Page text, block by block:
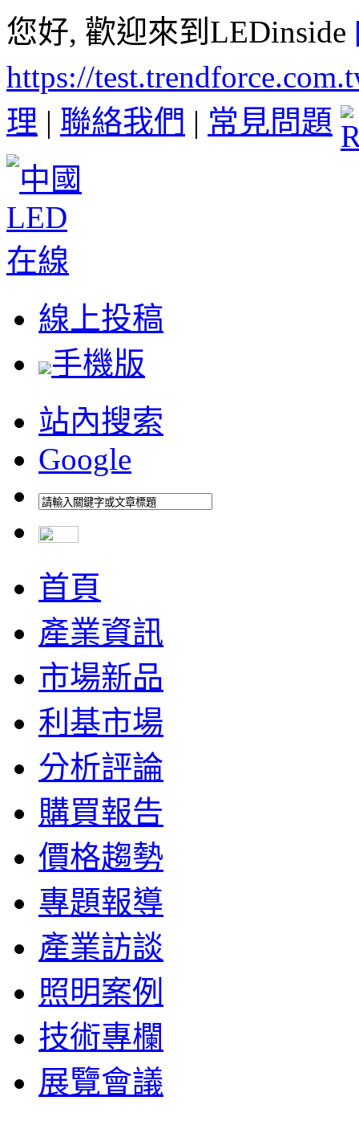
您好, 歡迎來到LEDinside
https://
理 | 聯絡我們 | 常見問題
線上投稿
手機版
站內搜索
Google
首頁
產業資訊
市場新品
利基市場
分析評論
購買報告
價格趨勢
專題報導
產業訪談
照明案例
技術專欄
展覽會議